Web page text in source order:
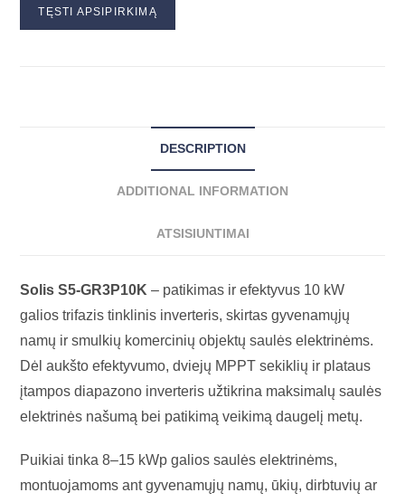
TĘSTI APSIPIRKIMĄ
DESCRIPTION
ADDITIONAL INFORMATION
ATSISIUNTIMAI
Solis S5-GR3P10K – patikimas ir efektyvus 10 kW
galios trifazis tinklinis inverteris, skirtas gyvenamųjų
namų ir smulkių komercinių objektų saulės elektrinėms.
Dėl aukšto efektyvumo, dviejų MPPT sekiklių ir plataus
įtampos diapazono inverteris užtikrina maksimalų saulės
elektrinės našumą bei patikimą veikimą daugelį metų.
Puikiai tinka 8–15 kWp galios saulės elektrinėms,
montuojamoms ant gyvenamųjų namų, ūkių, dirbtuvių ar